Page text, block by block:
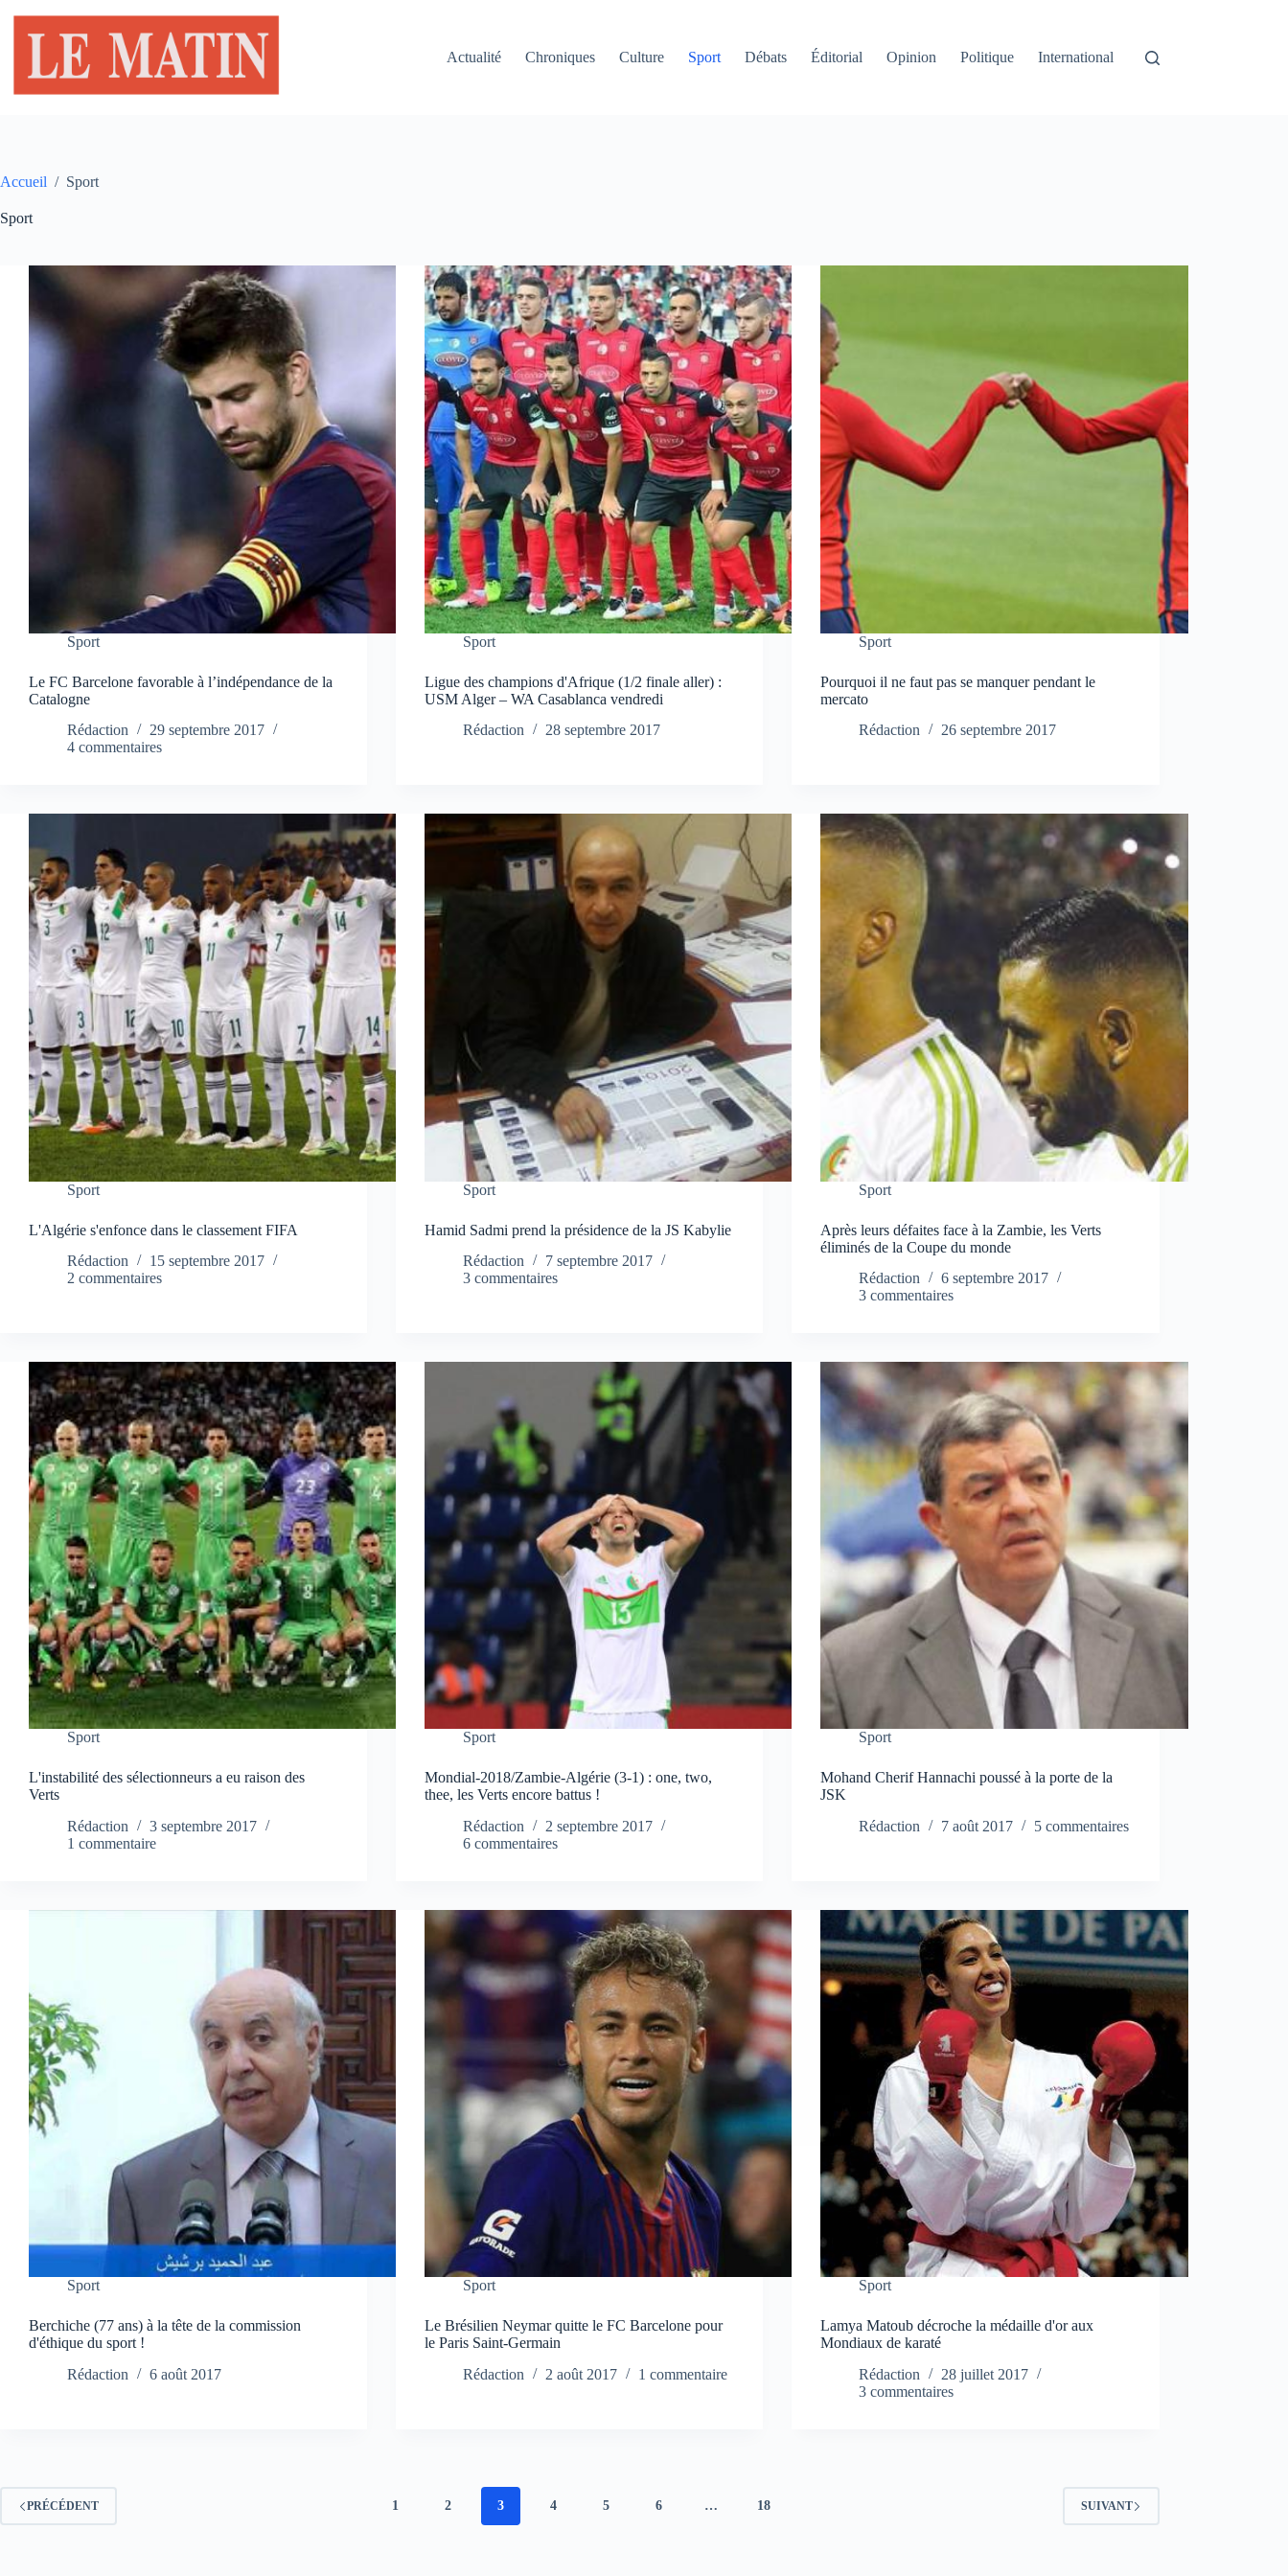
contenu
Actualité
Chroniques Culture Sport Débats Éditorial Opinion Politique International
Accueil / Sport
Sport
Sport
Le FC Barcelone favorable à l’indépendance de la
Catalogne
Rédaction
29 septembre 2017
4 commentaires
Sport
Ligue des champions d'Afrique (1/2 finale aller) :
USM Alger – WA Casablanca vendredi
Rédaction
28 septembre 2017
Sport
Pourquoi il ne faut pas se manquer pendant le
mercato
Rédaction
26 septembre 2017
Sport
L'Algérie s'enfonce dans le classement FIFA
Rédaction
15 septembre 2017
2 commentaires
Sport
Hamid Sadmi prend la présidence de la JS Kabylie
Rédaction
7 septembre 2017
3 commentaires
Sport
Après leurs défaites face à la Zambie, les Verts
éliminés de la Coupe du monde
Rédaction
6 septembre 2017
3 commentaires
Sport
L'instabilité des sélectionneurs a eu raison des
Verts
Rédaction
3 septembre 2017
1 commentaire
Sport
Mondial-2018/Zambie-Algérie (3-1) : one, two,
thee, les Verts encore battus !
Rédaction
2 septembre 2017
6 commentaires
Sport
Mohand Cherif Hannachi poussé à la porte de la
JSK
Rédaction
7 août 2017 5 commentaires
Sport
Berchiche (77 ans) à la tête de la commission
d'éthique du sport !
Rédaction
6 août 2017
Sport
Le Brésilien Neymar quitte le FC Barcelone pour
le Paris Saint-Germain
Rédaction
2 août 2017 1 commentaire
Sport
Lamya Matoub décroche la médaille d'or aux
Mondiaux de karaté
Rédaction
28 juillet 2017
3 commentaires
PRÉCÉDENT 1 2 3 4 5 6 … 18 SUIVANT